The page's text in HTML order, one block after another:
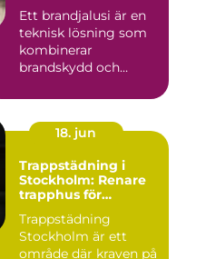
Ett brandjalusi är en
teknisk lösning som
kombinerar
brandskydd och
och samma pro...
18. jun
Trappstädning i
Stockholm: Renare
trapphus för
boendemiljö
Trappstädning
Stockholm är ett
område där kraven på